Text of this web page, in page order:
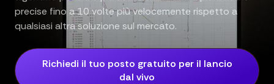
precise fino a 10 volte più velocemente rispetto a
qualsiasi altra soluzione sul mercato.
Richiedi il tuo posto gratuito per il lancio
dal vivo